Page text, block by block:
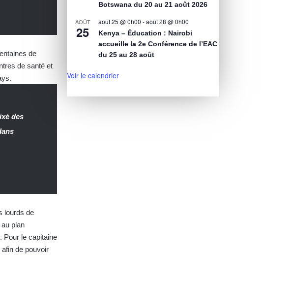
de
de santé et
des
lourds de
plan
Pour le capitaine
de pouvoir
Botswana du 20 au 21 août 2026
AOÛT
25
août 25 @ 0h00 -août 28 @ 0h00
Kenya – Éducation : Nairobi
accueille la 2e Conférence de l’EAC
du 25 au 28 août
Voir le calendrier